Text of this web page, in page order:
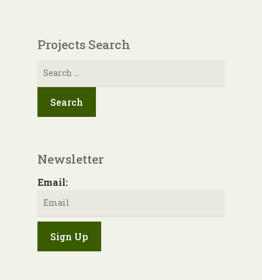
Projects Search
Αναζήτηση
Newsletter
Email: